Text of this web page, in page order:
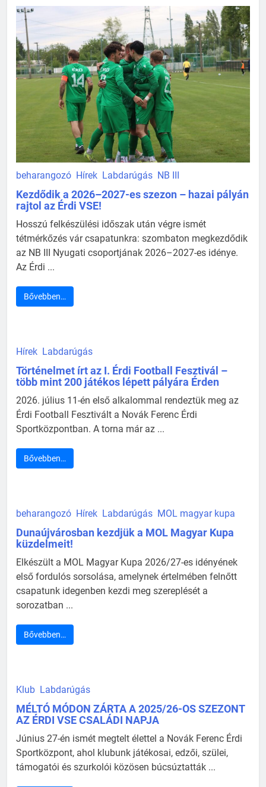
beharangozó Hírek Labdarúgás NB III
Kezdődik a 2026–2027-es szezon – hazai pályán
rajtol az Érdi VSE!
Hosszú felkészülési időszak után végre ismét
tétmérkőzés vár csapatunkra: szombaton megkezdődik
az NB III Nyugati csoportjának 2026–2027-es idénye.
Az Érdi ...
Bővebben…
Hírek Labdarúgás
Történelmet írt az I. Érdi Football Fesztivál –
több mint 200 játékos lépett pályára Érden
2026. július 11-én első alkalommal rendeztük meg az
Érdi Football Fesztivált a Novák Ferenc Érdi
Sportközpontban. A torna már az ...
Bővebben…
beharangozó Hírek Labdarúgás MOL magyar kupa
Dunaújvárosban kezdjük a MOL Magyar Kupa
küzdelmeit!
Elkészült a MOL Magyar Kupa 2026/27-es idényének
első fordulós sorsolása, amelynek értelmében felnőtt
csapatunk idegenben kezdi meg szereplését a
sorozatban ...
Bővebben…
Klub Labdarúgás
MÉLTÓ MÓDON ZÁRTA A 2025/26-OS SZEZONT
AZ ÉRDI VSE CSALÁDI NAPJA
Június 27-én ismét megtelt élettel a Novák Ferenc Érdi
Sportközpont, ahol klubunk játékosai, edzői, szülei,
támogatói és szurkolói közösen búcsúztatták ...